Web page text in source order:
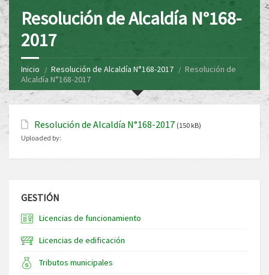
Resolución de Alcaldía N°168-
2017
Inicio Resolución de Alcaldía N°168-2017
Resolución de
Alcaldía N°168-2017
Resolución de Alcaldía N°168-2017 (150 kB)
Uploaded by:
GESTIÓN
Licencias de funcionamiento
Licencias de edificación
Tributos municipales